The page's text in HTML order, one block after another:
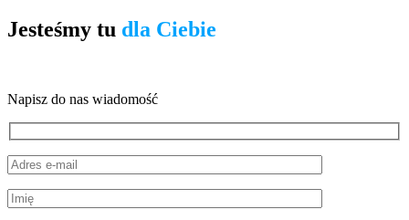
Jesteśmy tu dla Ciebie
Napisz do nas wiadomość